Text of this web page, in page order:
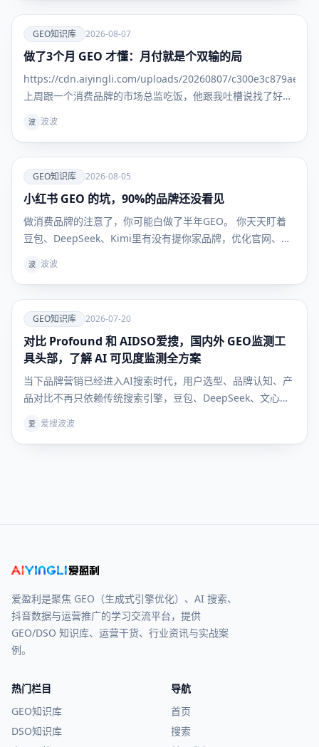
爱
GEO知识
库
GEO知识库 2026-08-07
做了3个月 GEO 才懂：月付就是个双输的局
https://cdn.aiyingli.com/uploads/20260807/
上周跟一个消费品牌的市场总监吃饭，他跟我吐槽说找了好几
月，效果好
波 波波
爱
GEO知识
GEO知识库 2026-08-05
小红书 GEO 的坑，90%的品牌还没看见
做消费品牌的注意了，你可能白做了半年GEO。 你天天盯着
豆包、DeepSeek、Kimi里有没有提你家品牌，优化官网、发
候，根本不看这些。 他们问AI："敏感肌用什么面霜不踩
波 波波
爱
GEO知识
库
GEO知识库 2026-07-20
对比 Profound 和 AIDSO爱搜，国内外 GEO监测工
具头部，了解 AI 可见度监测全方案
当下品牌营销已经进入AI搜索时代，用户选型、品牌认知、产
品对比不再只依赖传统搜索引擎，豆包、DeepSeek、文心一
GEO（生成式引擎优化）彻底解决“如何让AI主动推荐自家品
爱 爱搜波波
爱盈利是聚焦 GEO（生成式引擎优化）、AI 搜索、
抖音数据与运营推广的学习交流平台，提供
GEO/DSO 知识库、运营干货、行业资讯与实战案
例。
热门栏目
GEO知识库
DSO知识库
导航
首页
搜索